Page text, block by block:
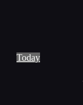
Today